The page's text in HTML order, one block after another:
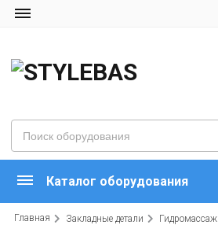
Каталог оборудования
Главная Закладные детали Гидромассаж